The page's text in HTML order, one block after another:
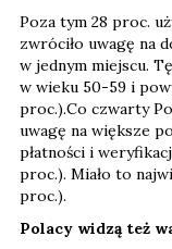
Poza tym 28 proc.
zwróciło uwagę na
w jednym miejscu.
w wieku 50-59 i
proc.).Co czwarty
uwagę na większe
płatności i
proc.). Miało to
proc.).
Polacy widzą też